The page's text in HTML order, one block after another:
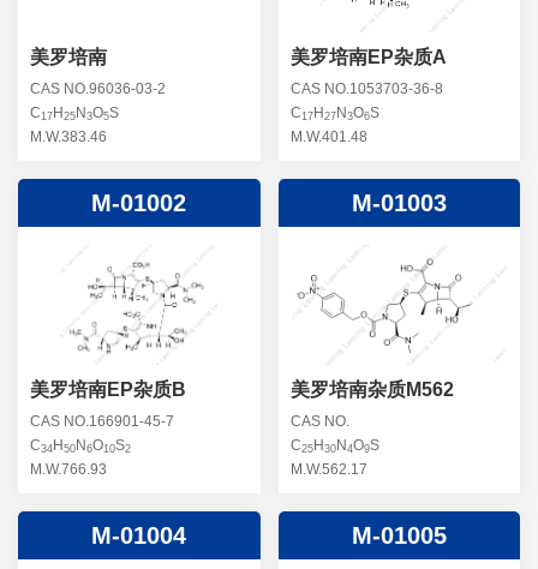
青霉素杂质
头孢羟氨苄杂质
头孢西丁杂质
头孢卡品酯杂质
头孢唑肟杂质
替加环素杂质
土霉素杂质
林可霉素杂质
美罗培南
CAS NO.96036-03-2
C17 H 25 N 3O5S
M.W.383.46
美罗培南EP杂质A
CAS NO.1053703-36-8
C17H 27N 3O6S
M.W.401.48
M-01002
美罗培南EP杂质B
CAS NO.166901-45-7
C34 H 50 N 6O10S2
M.W.766.93
M-01003
美罗培南杂质M562
CAS NO.
C25H 30N 4O9S
M.W.562.17
M-01004 M-01005